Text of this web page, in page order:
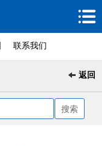
联系我们
返回